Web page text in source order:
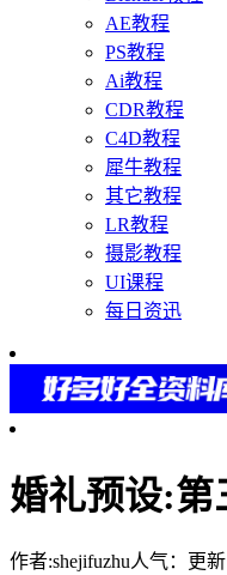
AE教程
PS教程
Ai教程
CDR教程
C4D教程
犀牛教程
其它教程
LR教程
摄影教程
UI课程
每日资迅
婚礼预设:第
作者:shejifuzhu人气： 更